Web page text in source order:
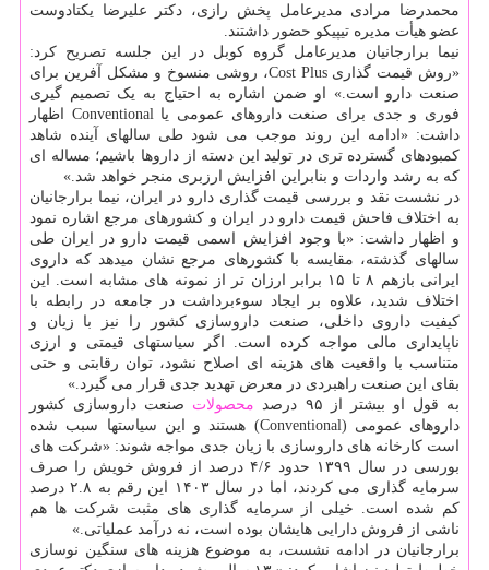
محمدرضا مرادی مدیرعامل پخش رازی، دکتر علیرضا یکتادوست
عضو هیأت مدیره تیپیکو حضور داشتند.
نیما برارجانیان مدیرعامل گروه کوبل در این جلسه تصریح کرد:
«روش قیمت گذاری Cost Plus، روشی منسوخ و مشکل آفرین برای
صنعت دارو است.» او ضمن اشاره به احتیاج به یک تصمیم گیری
فوری و جدی برای صنعت داروهای عمومی یا Conventional اظهار
داشت: «ادامه این روند موجب می شود طی سالهای آینده شاهد
کمبودهای گسترده تری در تولید این دسته از داروها باشیم؛ مساله ای
که به رشد واردات و بنابراین افزایش ارزبری منجر خواهد شد.»
در نشست نقد و بررسی قیمت گذاری دارو در ایران، نیما برارجانیان
به اختلاف فاحش قیمت دارو در ایران و کشورهای مرجع اشاره نمود
و اظهار داشت: «با وجود افزایش اسمی قیمت دارو در ایران طی
سالهای گذشته، مقایسه با کشورهای مرجع نشان میدهد که داروی
ایرانی بازهم ۸ تا ۱۵ برابر ارزان تر از نمونه های مشابه است. این
اختلاف شدید، علاوه بر ایجاد سوءبرداشت در جامعه در رابطه با
کیفیت داروی داخلی، صنعت داروسازی کشور را نیز با زیان و
ناپایداری مالی مواجه کرده است. اگر سیاستهای قیمتی و ارزی
متناسب با واقعیت های هزینه ای اصلاح نشود، توان رقابتی و حتی
بقای این صنعت راهبردی در معرض تهدید جدی قرار می گیرد.»
به قول او بیشتر از ۹۵ درصد
محصولات صنعت داروسازی کشور
داروهای عمومی (Conventional) هستند و این سیاستها سبب شده
است کارخانه های داروسازی با زیان جدی مواجه شوند: «شرکت های
بورسی در سال ۱۳۹۹ حدود ۴/۶ درصد از فروش خویش را صرف
سرمایه گذاری می کردند، اما در سال ۱۴۰۳ این رقم به ۲.۸ درصد
کم شده است. خیلی از سرمایه گذاری های مثبت شرکت ها هم
ناشی از فروش دارایی هایشان بوده است، نه درآمد عملیاتی.»
برارجانیان در ادامه نشست، به موضوع هزینه های سنگین نوسازی